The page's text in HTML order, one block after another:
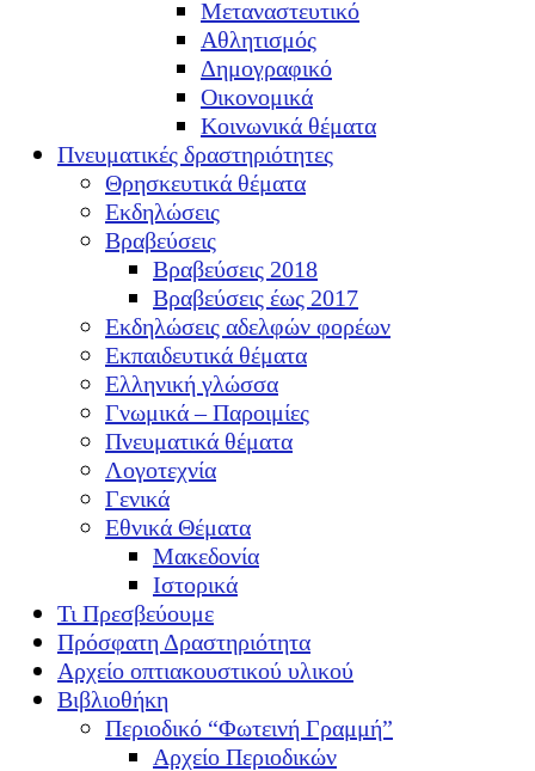
Μεταναστευτικό
Αθλητισμός
Δημογραφικό
Οικονομικά
Κοινωνικά θέματα
Πνευματικές δραστηριότητες
Θρησκευτικά θέματα
Εκδηλώσεις
Βραβεύσεις
Βραβεύσεις 2018
Βραβεύσεις έως 2017
Εκδηλώσεις αδελφών φορέων
Εκπαιδευτικά θέματα
Ελληνική γλώσσα
Γνωμικά – Παροιμίες
Πνευματικά θέματα
Λογοτεχνία
Γενικά
Εθνικά Θέματα
Μακεδονία
Ιστορικά
Τι Πρεσβεύουμε
Πρόσφατη Δραστηριότητα
Αρχείο οπτιακουστικού υλικού
Βιβλιοθήκη
Περιοδικό “Φωτεινή Γραμμή”
Αρχείο Περιοδικών